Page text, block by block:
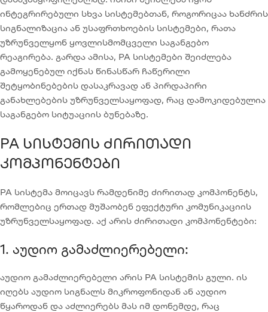
ინტეგრირებული სხვა სისტემებთან, როგორიცაა ხანძრის
სიგნალიზაცია ან უსაფრთხოების სისტემები, რათა
უზრუნველყონ ყოვლისმომცველი საგანგებო
რეაგირება. გარდა ამისა, PA სისტემები შეიძლება
გამოყენებულ იქნას წინასწარ ჩაწერილი
შეტყობინებების დასაკრავად ან პირდაპირი
განახლებების უზრუნველსაყოფად, რაც დამოკიდებულია
საგანგებო სიტუაციის ბუნებაზე.
PA Სისტემის Ძირითადი
Კომპონენტები
PA სისტემა მოიცავს რამდენიმე ძირითად კომპონენტს,
რომლებიც ერთად მუშაობენ ეფექტური კომუნიკაციის
უზრუნველსაყოფად. აქ არის ძირითადი კომპონენტები:
1. Აუდიო Გამაძლიერებელი:
აუდიო გამაძლიერებელი არის PA სისტემის გული. ის
იღებს აუდიო სიგნალს მიკროფონიდან ან აუდიო
წყაროდან და აძლიერებს მას იმ დონემდე, რაც